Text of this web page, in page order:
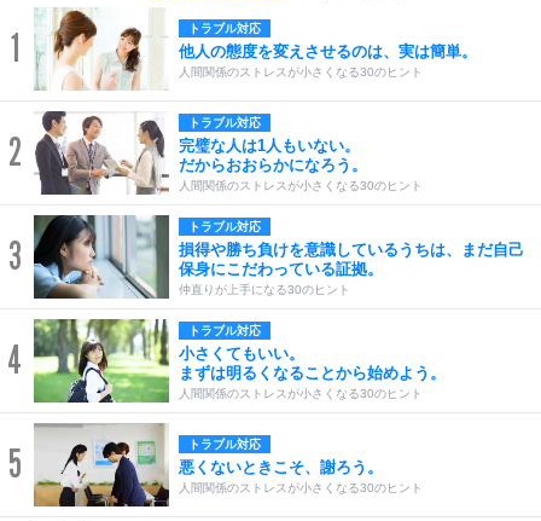
1 トラブル対応
他人の態度を変えさせるのは、実は簡単。
人間関係のストレスが小さくなる30のヒント
2
トラブル対応
完璧な人は1人もいない。
だからおおらかになろう。
人間関係のストレスが小さくなる30のヒント
3
トラブル対応
損得や勝ち負けを意識しているうちは、まだ自己
保身にこだわっている証拠。
仲直りが上手になる30のヒント
4
トラブル対応
小さくてもいい。
まずは明るくなることから始めよう。
人間関係のストレスが小さくなる30のヒント
5 トラブル対応
悪くないときこそ、謝ろう。
人間関係のストレスが小さくなる30のヒント